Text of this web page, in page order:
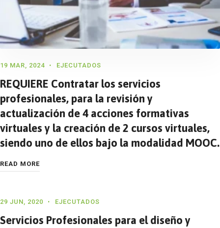
19 MAR, 2024 EJECUTADOS
REQUIERE Contratar los servicios
profesionales, para la revisión y
actualización de 4 acciones formativas
virtuales y la creación de 2 cursos virtuales,
siendo uno de ellos bajo la modalidad MOOC.
READ MORE
29 JUN, 2020 EJECUTADOS
Servicios Profesionales para el diseño y